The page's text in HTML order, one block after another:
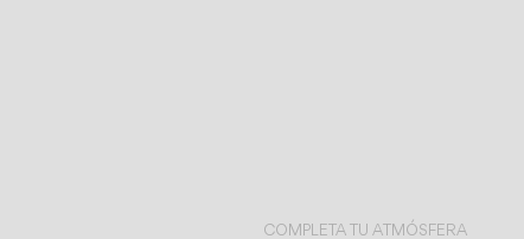
COMPLETA TU ATMÓSFERA